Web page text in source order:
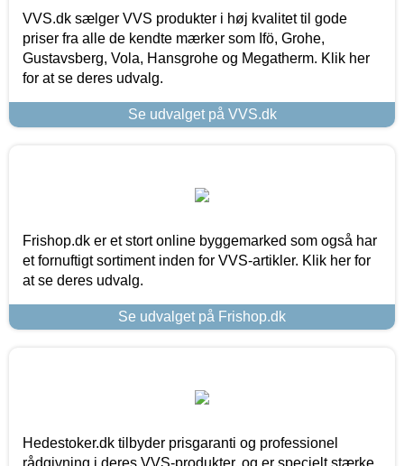
VVS.dk sælger VVS produkter i høj kvalitet til gode
priser fra alle de kendte mærker som Ifö, Grohe,
Gustavsberg, Vola, Hansgrohe og Megatherm. Klik her
for at se deres udvalg.
Se udvalget på VVS.dk
Frishop.dk er et stort online byggemarked som også har
et fornuftigt sortiment inden for VVS-artikler. Klik her for
at se deres udvalg.
Se udvalget på Frishop.dk
Hedestoker.dk tilbyder prisgaranti og professionel
rådgivning i deres VVS-produkter, og er specielt stærke